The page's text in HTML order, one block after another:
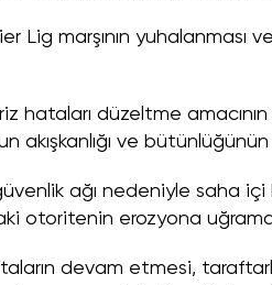
Lig marşının yuhalanması
hataları düzeltme amacının
akışkanlığı ve
güvenlik ağı nedeniyle saha
otoritenin erozyona
devam etmesi,